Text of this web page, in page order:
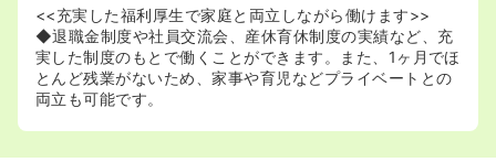
<<充実した福利厚生で家庭と両立しながら働けます>>
◆退職金制度や社員交流会、産休育休制度の実績など、充
実した制度のもとで働くことができます。また、1ヶ月でほ
とんど残業がないため、家事や育児などプライベートとの
両立も可能です。